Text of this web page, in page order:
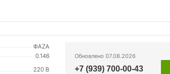
ФАZА
0.146
220 В
Обновлено 07.08.2026
+7 (939) 700-00-43